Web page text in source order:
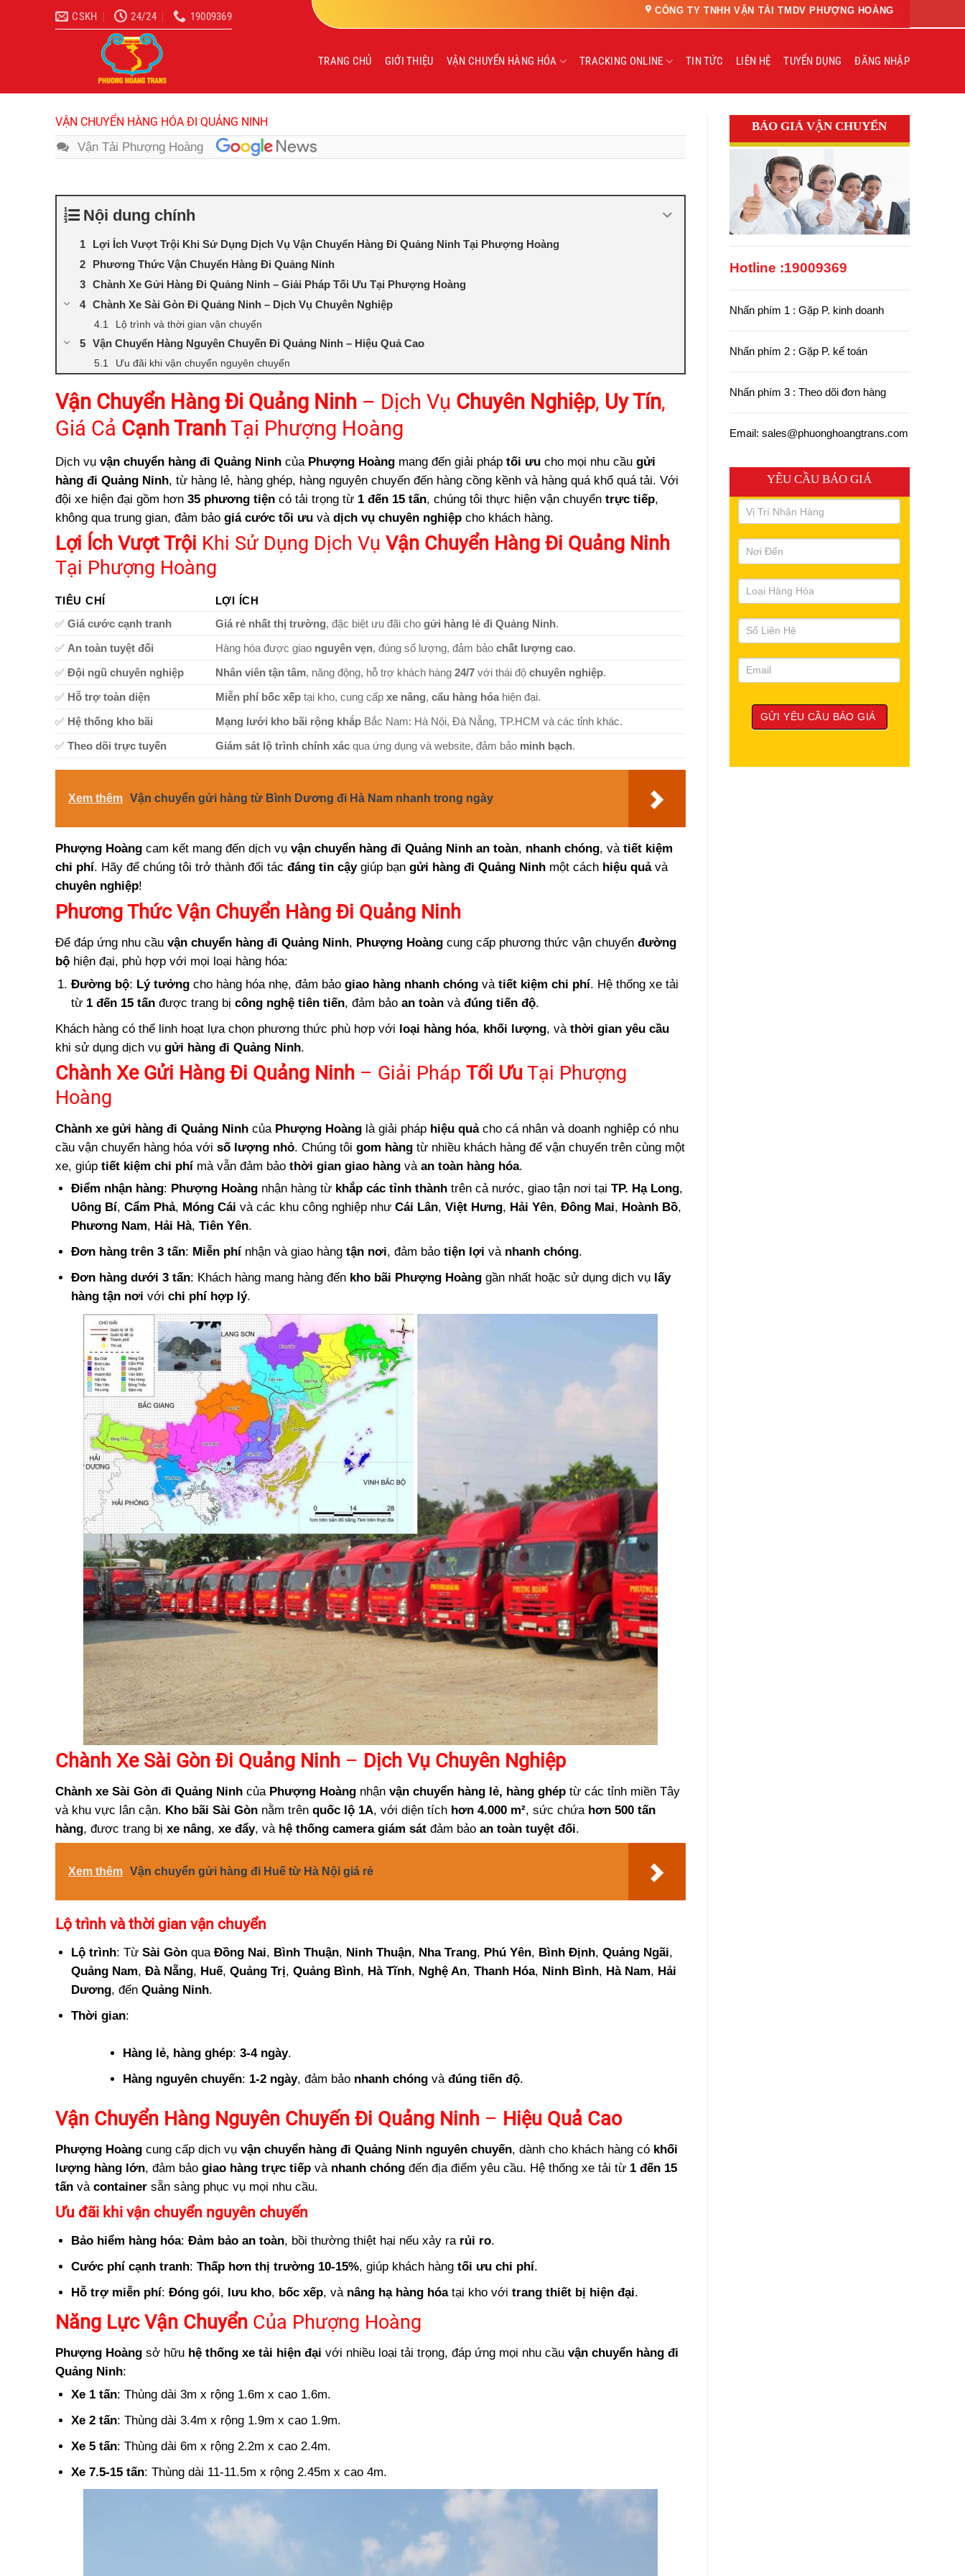
CSKH 24/24 19009369 CÔNG TY TNHH VẬN TẢI TMDV PHƯỢNG HOÀNG
TRANG CHỦ GIỚI THIỆU VẬN CHUYỂN HÀNG HÓA TRACKING ONLINE TIN TỨC LIÊN HỆ TUYỂN DỤNG ĐĂNG NHẬP
VẬN CHUYỂN HÀNG HÓA ĐI QUẢNG NINH
Vận Tải Phượng Hoàng
Nội dung chính
Lợi Ích Vượt Trội Khi Sử Dụng Dịch Vụ Vận Chuyển Hàng Đi Quảng Ninh Tại Phượng Hoàng
Phương Thức Vận Chuyển Hàng Đi Quảng Ninh
Chành Xe Gửi Hàng Đi Quảng Ninh – Giải Pháp Tối Ưu Tại Phượng Hoàng
Chành Xe Sài Gòn Đi Quảng Ninh – Dịch Vụ Chuyên Nghiệp
Lộ trình và thời gian vận chuyển
Vận Chuyển Hàng Nguyên Chuyến Đi Quảng Ninh – Hiệu Quả Cao
Ưu đãi khi vận chuyển nguyên chuyến
Các Loại Hàng Hóa Vận Chuyển Đi Quảng Ninh
Cam Kết Vàng Của Phượng Hoàng
Các Bước Vận Chuyển Hàng Hóa Đi Quảng Ninh
Câu Hỏi Thường Gặp
Thời gian vận chuyển hàng từ Sài Gòn đi Quảng Ninh bao lâu?
Cước vận chuyển hàng từ Sài Gòn đi Quảng Ninh bao nhiêu?
Phượng Hoàng có nhận giao hàng tận nơi không?
Vận Chuyển Hàng Đi Quảng Ninh – Dịch Vụ Chuyên Nghiệp, Uy Tín,
Giá Cả Cạnh TranhTại Phượng Hoàng
Dịch vụ vận chuyển hàng đi Quảng Ninh của Phượng Hoàng mang đến giải pháp tối ưu cho mọi nhu cầu gửi
hàng đi Quảng Ninh, từ hàng lẻ, hàng ghép, hàng nguyên chuyến đến hàng cồng kềnh và hàng quá khổ quá tải. Với
đội xe hiện đại gồm hơn 35 phương tiện có tải trọng từ 1 đến 15 tấn, chúng tôi thực hiện vận chuyển trực tiếp,
không qua trung gian, đảm bảo giá cước tối ưu và dịch vụ chuyên nghiệp cho khách hàng.
Lợi Ích Vượt Trội Khi Sử Dụng Dịch Vụ Vận Chuyển Hàng Đi Quảng Ninh
Tại Phượng Hoàng
TIÊU CHÍ
LỢI ÍCH
✅ Giá cước cạnh tranh Giá rẻ nhất thị trường, đặc biệt ưu đãi cho gửi hàng lẻ đi Quảng Ninh.
✅ An toàn tuyệt đối Hàng hóa được giao nguyên vẹn, đúng số lượng, đảm bảo chất lượng cao.
✅ Đội ngũ chuyên nghiệp Nhân viên tận tâm, năng động, hỗ trợ khách hàng 24/7với thái độ chuyên nghiệp.
✅ Hỗ trợ toàn diện Miễn phí bốc xếptại kho, cung cấp xe nâng, cẩu hàng hóahiện đại.
✅ Hệ thống kho bãi Mạng lưới kho bãi rộng khắpBắc Nam: Hà Nội, Đà Nẵng, TP.HCM và các tỉnh khác.
✅ Theo dõi trực tuyến Giám sát lộ trình chính xácqua ứng dụng và website, đảm bảo minh bạch.
Xem thêm Vận chuyển gửi hàng từ Bình Dương đi Hà Nam nhanh trong ngày
Phượng Hoàng cam kết mang đến dịch vụ vận chuyển hàng đi Quảng Ninh an toàn, nhanh chóng, và tiết kiệm
chi phí. Hãy để chúng tôi trở thành đối tác đáng tin cậygiúp bạn gửi hàng đi Quảng Ninh một cách hiệu quảvà
chuyên nghiệp!
Phương Thức Vận Chuyển Hàng Đi Quảng Ninh
Để đáp ứng nhu cầu vận chuyển hàng đi Quảng Ninh, Phượng Hoàng cung cấp phương thức vận chuyển đường
bộ hiện đại, phù hợp với mọi loại hàng hóa:
Đường bộ: Lý tưởngcho hàng hóa nhẹ, đảm bảo giao hàng nhanh chóngvà tiết kiệm chi phí. Hệ thống xe tải
từ 1 đến 15 tấnđược trang bị công nghệ tiên tiến, đảm bảo an toànvà đúng tiến độ.
Khách hàng có thể linh hoạt lựa chọn phương thức phù hợp với loại hàng hóa, khối lượng, và thời gian yêu cầu
khi sử dụng dịch vụ gửi hàng đi Quảng Ninh.
Chành Xe Gửi Hàng Đi Quảng Ninh – Giải Pháp Tối ƯuTại Phượng
Hoàng
Chành xe gửi hàng đi Quảng Ninh của Phượng Hoàng là giải pháp hiệu quảcho cá nhân và doanh nghiệp có nhu
cầu vận chuyển hàng hóa với số lượng nhỏ. Chúng tôi gom hàng từ nhiều khách hàng để vận chuyển trên cùng một
xe, giúp tiết kiệm chi phí mà vẫn đảm bảo thời gian giao hàng và an toàn hàng hóa.
Điểm nhận hàng: Phượng Hoàngnhận hàng từ khắp các tỉnh thànhtrên cả nước, giao tận nơi tại TP. Hạ Long,
Uông Bí, Cẩm Phả, Móng Cái và các khu công nghiệp như Cái Lân, Việt Hưng, Hải Yên, Đông Mai, Hoành Bồ,
Phương Nam, Hải Hà, Tiên Yên.
Đơn hàng trên 3 tấn: Miễn phínhận và giao hàng tận nơi, đảm bảo tiện lợi và nhanh chóng.
Đơn hàng dưới 3 tấn: Khách hàng mang hàng đến kho bãi Phượng Hoànggần nhất hoặc sử dụng dịch vụ lấy
hàng tận nơi với chi phí hợp lý.
Chành Xe Sài Gòn Đi Quảng Ninh – Dịch Vụ Chuyên Nghiệp
Chành xe Sài Gòn đi Quảng Ninh của Phượng Hoàng nhận vận chuyển hàng lẻ, hàng ghép từ các tỉnh miền Tây
và khu vực lân cận. Kho bãi Sài Gòn nằm trên quốc lộ 1A, với diện tích hơn 4.000 m², sức chứa hơn 500 tấn
hàng, được trang bị xe nâng, xe đẩy, và hệ thống camera giám sát đảm bảo an toàn tuyệt đối.
Xem thêm Vận chuyển gửi hàng đi Huế từ Hà Nội giá rẻ
Lộ trình và thời gian vận chuyển
Lộ trình: Từ Sài Gònqua Đồng Nai, Bình Thuận, Ninh Thuận, Nha Trang, Phú Yên, Bình Định, Quảng Ngãi,
Quảng Nam, Đà Nẵng, Huế, Quảng Trị, Quảng Bình, Hà Tĩnh, Nghệ An, Thanh Hóa, Ninh Bình, Hà Nam, Hải
Dương, đến Quảng Ninh.
Thời gian:
Hàng lẻ, hàng ghép:3-4 ngày.
Hàng nguyên chuyến: 1-2 ngày, đảm bảo nhanh chóng vàđúng tiến độ.
Vận Chuyển Hàng Nguyên Chuyến Đi Quảng Ninh – Hiệu Quả Cao
Phượng Hoàng cung cấp dịch vụ vận chuyển hàng đi Quảng Ninh nguyên chuyến, dành cho khách hàng có khối
lượng hàng lớn, đảm bảo giao hàng trực tiếp và nhanh chóng đến địa điểm yêu cầu. Hệ thống xe tải từ 1 đến 15
tấn và container sẵn sàng phục vụ mọi nhu cầu.
Ưu đãi khi vận chuyển nguyên chuyến
Bảo hiểm hàng hóa: Đảm bảo an toàn, bồi thường thiệt hại nếu xảy ra rủi ro.
Cước phí cạnh tranh: Thấp hơn thị trường 10-15%, giúp khách hàng tối ưu chi phí.
Hỗ trợ miễn phí: Đóng gói, lưu kho, bốc xếp, và nâng hạ hàng hóatại kho với trang thiết bị hiện đại.
Năng Lực Vận Chuyển Của Phượng Hoàng
Phượng Hoàng sở hữu hệ thống xe tải hiện đại với nhiều loại tải trọng, đáp ứng mọi nhu cầu vận chuyển hàng đi
Quảng Ninh:
Xe 1 tấn: Thùng dài 3m x rộng 1.6m x cao 1.6m.
Xe 2 tấn: Thùng dài 3.4m x rộng 1.9m x cao 1.9m.
Xe 5 tấn: Thùng dài 6m x rộng 2.2m x cao 2.4m.
Xe 7.5-15 tấn: Thùng dài 11-11.5m x rộng 2.45m x cao 4m.
BÁO GIÁ VẬN CHUYỂN
Hotline :19009369
Nhấn phím 1 : Gặp P. kinh doanh
Nhấn phím 2 : Gặp P. kế toán
Nhấn phím 3 : Theo dõi đơn hàng
Email: sales@phuonghoangtrans.com
YÊU CẦU BÁO GIÁ